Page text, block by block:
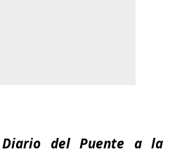
Diario del Puente a la